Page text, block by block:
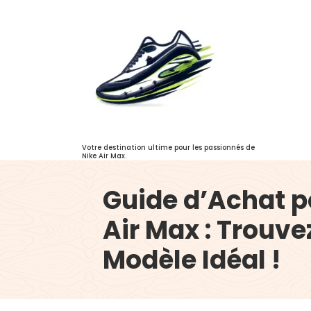
Votre destination ultime pour les passionnés de
Nike Air Max.
Guide d’Achat
Air Max :
Modèle Idéal !